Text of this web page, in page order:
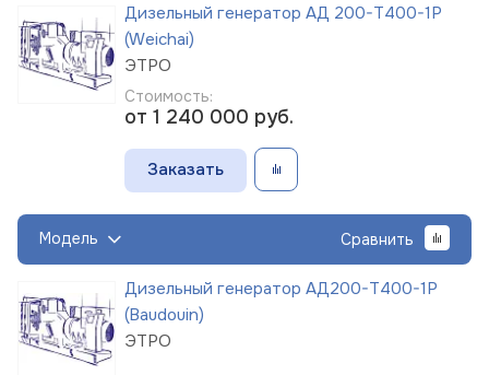
Дизельный генератор АД 200-Т400-1Р
(Weichai)
ЭТРО
Стоимость:
от 1 240 000 руб.
Заказать
Модель Сравнить
Дизельный генератор АД200-Т400-1Р
(Baudouin)
ЭТРО